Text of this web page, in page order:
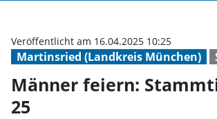
Martinsried (Landkreis München)
Veröffentlicht am 16.04.2025 10:25
Männer feiern:
25